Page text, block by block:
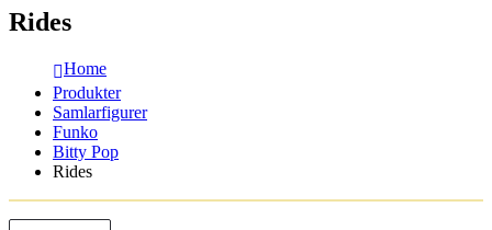
Rides
Home
Produkter
Samlarfigurer
Funko
Bitty Pop
Rides